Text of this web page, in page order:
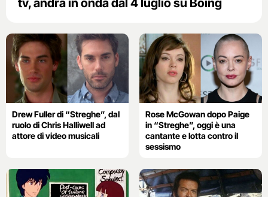
tv, andrà in onda dal 4 luglio su Boing
Drew Fuller di “Streghe”, dal
ruolo di Chris Halliwell ad
attore di video musicali
Rose McGowan dopo Paige
in “Streghe”, oggi è una
cantante e lotta contro il
sessismo